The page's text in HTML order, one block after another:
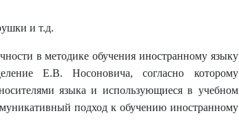
и т.д.
в методике обучения иностранному языку
Е.В. Носоновича, согласно которому
языка и использующиеся в учебном
подход к обучению иностранному